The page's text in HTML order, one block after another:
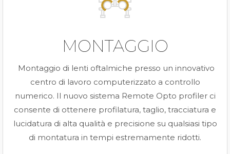
MONTAGGIO
Montaggio di lenti oftalmiche presso un innovativo
centro di lavoro computerizzato a controllo
numerico. Il nuovo sistema Remote Opto profiler ci
consente di ottenere profilatura, taglio, tracciatura e
lucidatura di alta qualità e precisione su qualsiasi tipo
di montatura in tempi estremamente ridotti.